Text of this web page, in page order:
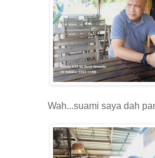
Wah...suami saya dah